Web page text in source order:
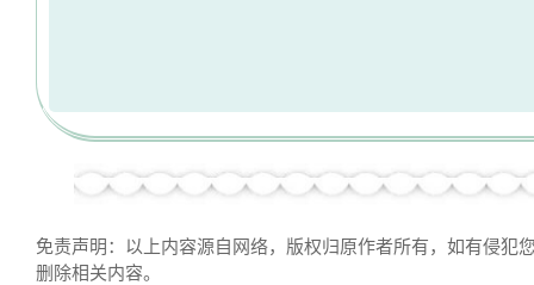
免责声明：以上内容源自网络，版权归原作者所有，如有侵犯
删除相关内容。